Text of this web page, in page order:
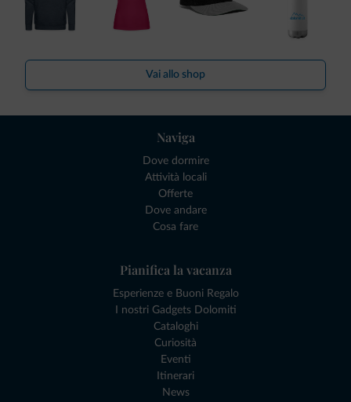
Vai allo shop
Naviga
Dove dormire
Attività locali
Offerte
Dove andare
Cosa fare
Pianifica la vacanza
Esperienze e Buoni Regalo
I nostri Gadgets Dolomiti
Cataloghi
Curiosità
Eventi
Itinerari
News